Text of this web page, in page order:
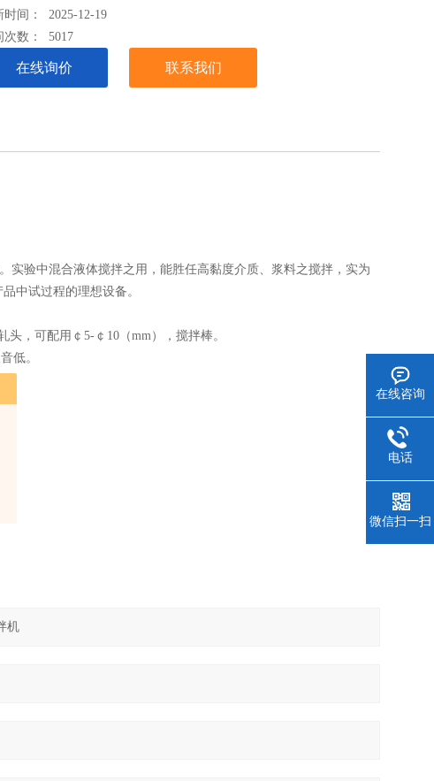
时间： 2025-12-19
次数：5017
在线询价 联系我们
验中混合液体搅拌之用，能胜任高黏度介质、浆料之搅拌，实为
中试过程的理想设备。
，可配用￠5-￠10（mm），搅拌棒。
低。
在线咨询
电话
微信扫一扫